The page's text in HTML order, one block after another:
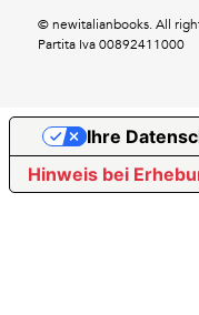
© newitalianbooks. All
Partita Iva 00892411000
Hinweis bei
Ihre